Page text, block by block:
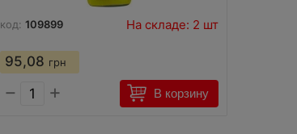
код: 109899 На складе: 2 шт
95,08 грн
− + В корзину